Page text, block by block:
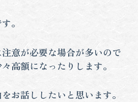
。
意が必要な場合が多いので
高額になったりします。
お話ししたいと思います。